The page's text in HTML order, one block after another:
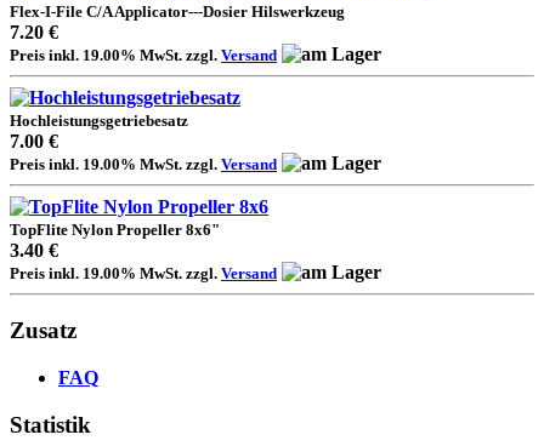
Flex-I-File C/A Applicator---Dosier Hilswerkzeug
7.20 €
Preis inkl. 19.00% MwSt. zzgl. Versand
Hochleistungsgetriebesatz
7.00 €
Preis inkl. 19.00% MwSt. zzgl. Versand
TopFlite Nylon Propeller 8x6"
3.40 €
Preis inkl. 19.00% MwSt. zzgl. Versand
Zusatz
FAQ
Statistik